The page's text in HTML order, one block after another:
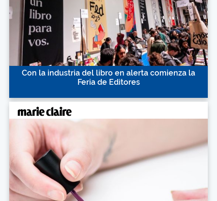
Con la industria del libro en alerta comienza la
Feria de Editores